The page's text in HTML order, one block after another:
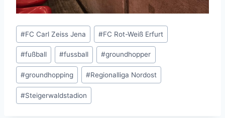
Schlagworte:
#FC Carl Zeiss Jena #FC Rot-Weiß Erfurt
#fußball #fussball #groundhopper
#groundhopping #Regionalliga Nordost
#Steigerwaldstadion